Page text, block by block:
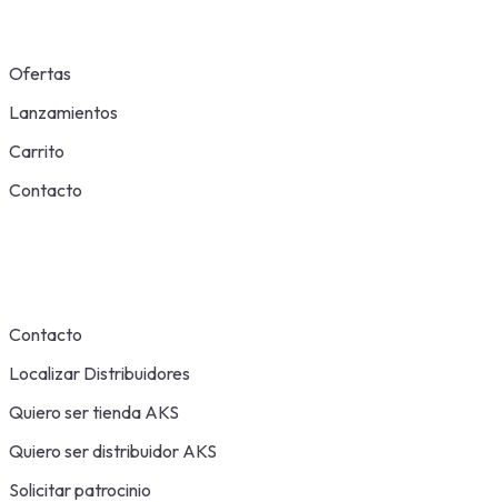
Ofertas
Lanzamientos
Carrito
Contacto
Contacto
Localizar Distribuidores
Quiero ser tienda AKS
Quiero ser distribuidor AKS
Solicitar patrocinio